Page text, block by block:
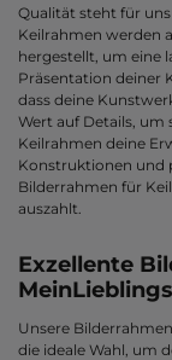
Qualität steht für
Keilrahmen werden
hergestellt, um eine
Präsentation deiner
dass deine
Wert auf Details, um
Keilrahmen deine
Konstruktionen und
Bilderrahmen für
auszahlt.
Exzellente
Unsere
die ideale Wahl, um